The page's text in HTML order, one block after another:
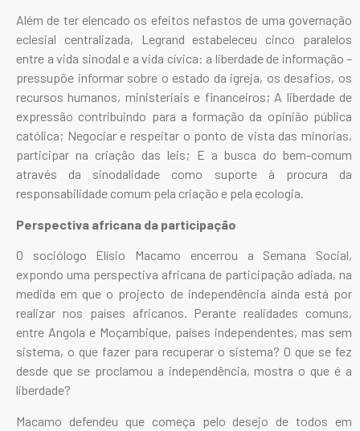
Além de ter elencado os efeitos nefastos de uma governação
eclesial centralizada, Legrand estabeleceu cinco paralelos
entre a vida sinodal e a vida cívica: a liberdade de informação –
pressupõe informar sobre o estado da igreja, os desafios, os
recursos humanos, ministeriais e financeiros; A liberdade de
expressão contribuindo para a formação da opinião pública
católica; Negociar e respeitar o ponto de vista das minorias,
participar na criação das leis; E a busca do bem-comum
através da sinodalidade como suporte à procura da
responsabilidade comum pela criação e pela ecologia.
Perspectiva africana da participação
O sociólogo Elísio Macamo encerrou a Semana Social,
expondo uma perspectiva africana de participação adiada, na
medida em que o projecto de independência ainda está por
realizar nos países africanos. Perante realidades comuns,
entre Angola e Moçambique, países independentes, mas sem
sistema, o que fazer para recuperar o sistema? O que se fez
desde que se proclamou a independência, mostra o que é a
liberdade?
Macamo defendeu que começa pelo desejo de todos em